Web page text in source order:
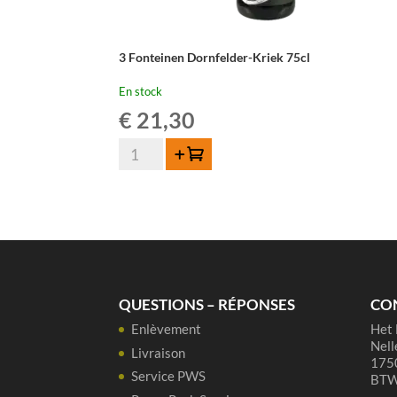
3 Fonteinen Dornfelder-Kriek 75cl
En stock
€ 21,30
quantité
Ajouter au panier
QUESTIONS – RÉPONSES
Enlèvement
Livraison
Service PWS
Het